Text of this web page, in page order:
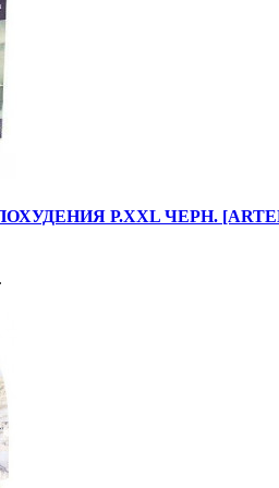
Р.XXL ЧЕРН.